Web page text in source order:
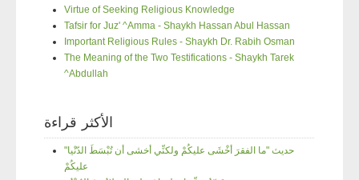
Virtue of Seeking Religious Knowledge
Tafsir for Juz' ^Amma - Shaykh Hassan Abul Hassan
Important Religious Rules - Shaykh Dr. Rabih Osman
The Meaning of the Two Testifications - Shaykh Tarek
^Abdullah
الأكثر قراءة
"حديث "ما الفقرَ أخْشَى عليكُمْ ولكنِّي أخشى أن تُبْسَطَ الدّنْيا
عليكُمْ